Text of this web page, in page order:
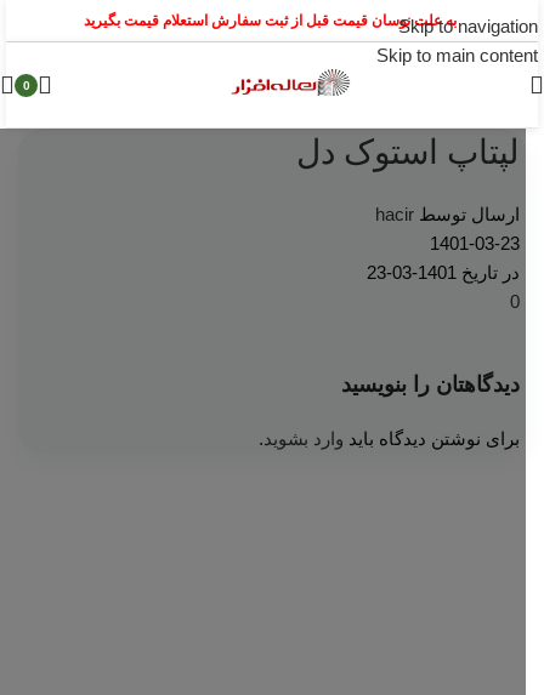
Skip to navigation
Skip to main content
به علت نوسان قیمت قبل از ثبت سفارش استعلام قیمت بگیرید
0
لپتاپ استوک دل
ارسال توسط hacir
1401-03-23
در تاریخ 1401-03-23
0
دیدگاهتان را بنویسید
برای نوشتن دیدگاه باید وارد بشوید .